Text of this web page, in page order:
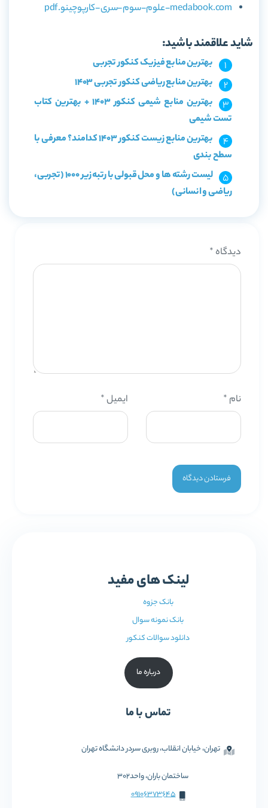
medabook.com-علوم-سوم-سری-کارپوچینو.pdf
شاید علاقمند باشید:
بهترین منابع فیزیک کنکور تجربی
بهترین منابع ریاضی کنکور تجربی 1403
بهترین منابع شیمی کنکور 1403 + بهترین کتاب
تست شیمی
بهترین منابع زیست کنکور 1403 کدامند؟ معرفی با
سطح بندی
لیست رشته ها و محل قبولی با رتبه زیر 1000 (تجربی،
ریاضی و انسانی)
دیدگاه *
نام * ایمیل*
لینک های مفید
بانک جزوه
بانک نمونه سوال
دانلود سوالات کنکور
درباره ما
تماس با ما
تهران، خیابان انقلاب، روبری سردر دانشگاه تهران
ساختمان باران، واحد302
09106373645